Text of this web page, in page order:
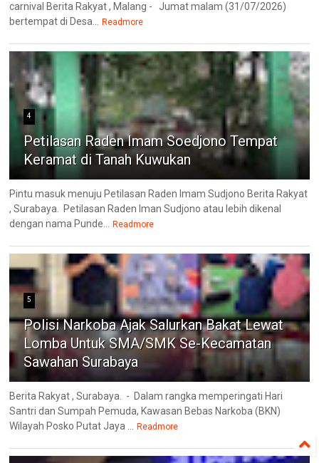
carnival Berita Rakyat , Malang - Jumat malam (31/07/2026)
bertempat di Desa... Readmore
4
Petilasan Raden Imam Soedjono Tempat
Keramat di Tanah Kuwukan
Pintu masuk menuju Petilasan Raden Imam Sudjono Berita Rakyat
, Surabaya. Petilasan Raden Iman Sudjono atau lebih dikenal
dengan nama Punde... Readmore
5
Polisi Narkoba Ajak Salurkan Bakat Lewat
Lomba Untuk SMA/SMK Se-Kecamatan
Sawahan Surabaya
Berita Rakyat , Surabaya. - Dalam rangka memperingati Hari
Santri dan Sumpah Pemuda, Kawasan Bebas Narkoba (BKN)
Wilayah Posko Putat Jaya ... Readmore